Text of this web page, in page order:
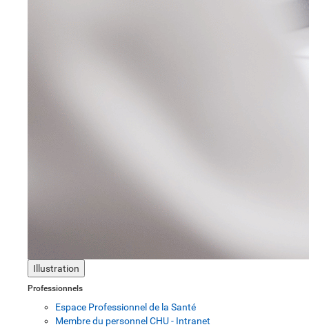
Illustration
Professionnels
Espace Professionnel de la Santé
Membre du personnel CHU - Intranet